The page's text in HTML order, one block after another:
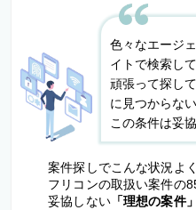
色々なエージ
イトで検索して
頑張って探し
に見つからない
この条件は妥
案件探しでこんな状況よ
フリコンの取扱い案件の
妥協しない「理想の案件」